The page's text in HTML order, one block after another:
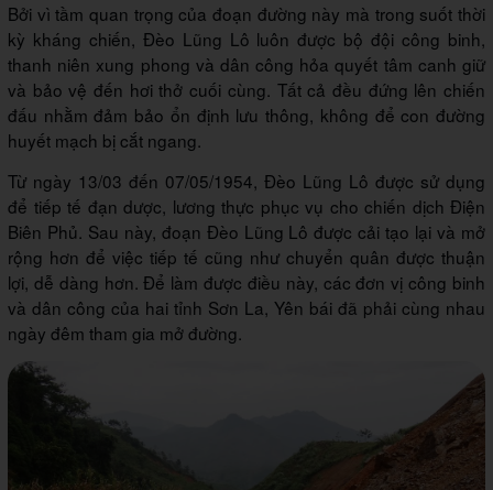
Bởi vì tầm quan trọng của đoạn đường này mà trong suốt thời
kỳ kháng chiến, Đèo Lũng Lô luôn được bộ đội công binh,
thanh niên xung phong và dân công hỏa quyết tâm canh giữ
và bảo vệ đến hơi thở cuối cùng. Tất cả đều đứng lên chiến
đấu nhằm đảm bảo ổn định lưu thông, không để con đường
huyết mạch bị cắt ngang.
Từ ngày 13/03 đến 07/05/1954, Đèo Lũng Lô được sử dụng
để tiếp tế đạn dược, lương thực phục vụ cho chiến dịch Điện
Biên Phủ. Sau này, đoạn Đèo Lũng Lô được cải tạo lại và mở
rộng hơn để việc tiếp tế cũng như chuyển quân được thuận
lợi, dễ dàng hơn. Để làm được điều này, các đơn vị công binh
và dân công của hai tỉnh Sơn La, Yên bái đã phải cùng nhau
ngày đêm tham gia mở đường.